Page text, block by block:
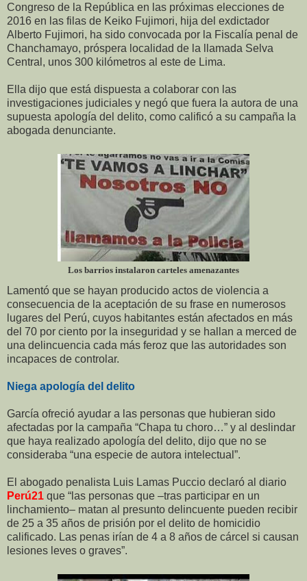
Congreso de la República en las próximas elecciones de
2016 en las filas de Keiko Fujimori, hija del exdictador
Alberto Fujimori, ha sido convocada por la Fiscalía penal de
Chanchamayo, próspera localidad de la llamada Selva
Central, unos 300 kilómetros al este de Lima.
Ella dijo que está dispuesta a colaborar con las
investigaciones judiciales y negó que fuera la autora de una
supuesta apología del delito, como calificó a su campaña la
abogada denunciante.
Los barrios instalaron carteles amenazantes
Lamentó que se hayan producido actos de violencia a
consecuencia de la aceptación de su frase en numerosos
lugares del Perú, cuyos habitantes están afectados en más
del 70 por ciento por la inseguridad y se hallan a merced de
una delincuencia cada más feroz que las autoridades son
incapaces de controlar.
Niega apología del delito
García ofreció ayudar a las personas que hubieran sido
afectadas por la campaña “Chapa tu choro…” y al deslindar
que haya realizado apología del delito, dijo que no se
consideraba “una especie de autora intelectual”.
El abogado penalista Luis Lamas Puccio declaró al diario
Perú21 que “las personas que –tras participar en un
linchamiento– matan al presunto delincuente pueden recibir
de 25 a 35 años de prisión por el delito de homicidio
calificado. Las penas irían de 4 a 8 años de cárcel si causan
lesiones leves o graves”.